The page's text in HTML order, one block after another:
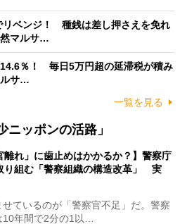
リベンジ！ 種銭は差し押さえを免れ
然マルサ…
14.6％！ 毎日5万円超の延滞税が積み
ルサ…
一覧を見る
ニッポンの活路」
離れ」に歯止めはかかるか？】警察庁
り組む「警察組織の構造改革」 実
ているのが「警察官不足」だ。警察
10年間で2分の1以…